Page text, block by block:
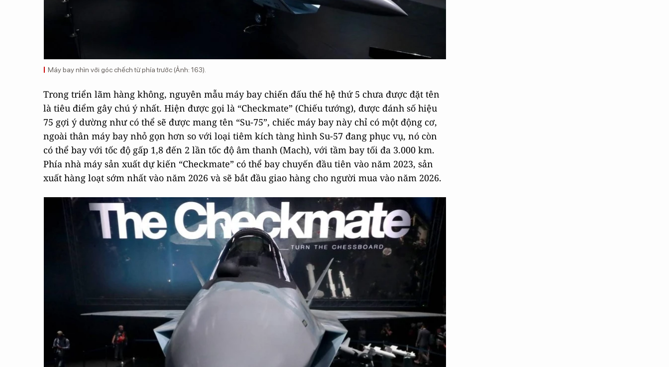
Máy bay nhìn với góc chếch từ phía trước (Ảnh: 163).
Trong triển lãm hàng không, nguyên mẫu máy bay chiến đấu thế hệ thứ 5 chưa được đặt tên
là tiêu điểm gây chú ý nhất. Hiện được gọi là “Checkmate” (Chiếu tướng), được đánh số hiệu
75 gợi ý dường như có thể sẽ được mang tên “Su-75”, chiếc máy bay này chỉ có một động cơ,
ngoài thân máy bay nhỏ gọn hơn so với loại tiêm kích tàng hình Su-57 đang phục vụ, nó còn
có thể bay với tốc độ gấp 1,8 đến 2 lần tốc độ âm thanh (Mach), với tầm bay tối đa 3.000 km.
Phía nhà máy sản xuất dự kiến “Checkmate” ​​có thể bay chuyến đầu tiên vào năm 2023, sản
xuất hàng loạt sớm nhất vào năm 2026 và sẽ bắt đầu giao hàng cho người mua vào năm 2026.